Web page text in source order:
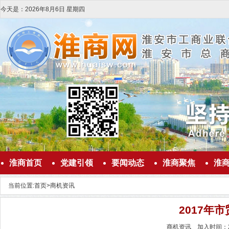
今天是： 2026年8 月 6 日 星期四
淮商首页 党建引领 要闻动态 淮商聚焦 淮
当前位置:首页>商机资讯
2017年市
商机资讯 加入时间